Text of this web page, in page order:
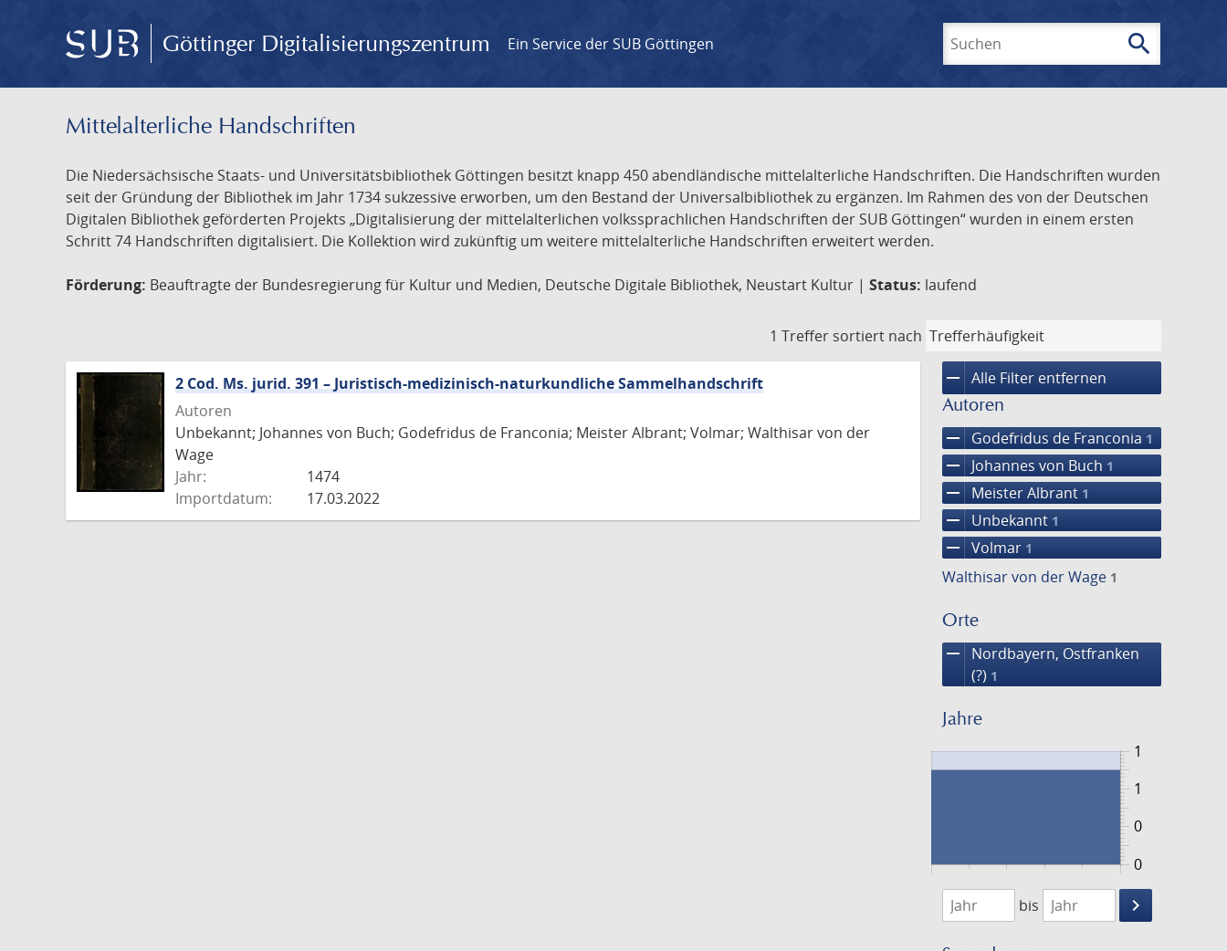
Göttinger Digitalisierungszentrum Ein Service der SUB Göttingen search
Mittelalterliche Handschriften
Die Niedersächsische Staats- und Universitätsbibliothek Göttingen besitzt knapp 450 abendländische mittelalterliche Handschriften. Die Handschriften wurden
seit der Gründung der Bibliothek im Jahr 1734 sukzessive erworben, um den Bestand der Universalbibliothek zu ergänzen. Im Rahmen des von der Deutschen
Digitalen Bibliothek geförderten Projekts „Digitalisierung der mittelalterlichen volkssprachlichen Handschriften der SUB Göttingen“ wurden in einem ersten
Schritt 74 Handschriften digitalisiert. Die Kollektion wird zukünftig um weitere mittelalterliche Handschriften erweitert werden.
Förderung: Beauftragte der Bundesregierung für Kultur und Medien, Deutsche Digitale Bibliothek, Neustart Kultur | Status: laufend
1 Treffer sortiert nach
remove Alle Filter entfernen
Autoren
remove Godefridus de Franconia 1
remove Johannes von Buch 1
remove Meister Albrant 1
remove Unbekannt 1
remove Volmar 1
Walthisar von der Wage 1
Orte
remove
Nordbayern, Ostfranken
(?) 1
Jahre
0
1
0
1
1474
1475
bis
keyboard_arrow_right
Suche
2 Cod. Ms. jurid. 391 – Juristisch-medizinisch-naturkundliche Sammelhandschrift
Autoren
Unbekannt; Johannes von Buch; Godefridus de Franconia; Meister Albrant; Volmar; Walthisar von der
Wage
Jahr:
1474
Importdatum:
17.03.2022